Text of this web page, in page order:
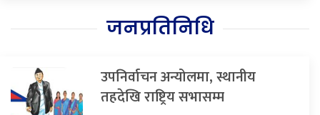
जनप्रतिनिधि
उपनिर्वाचन अन्योलमा, स्थानीय
तहदेखि राष्ट्रिय सभासम्म